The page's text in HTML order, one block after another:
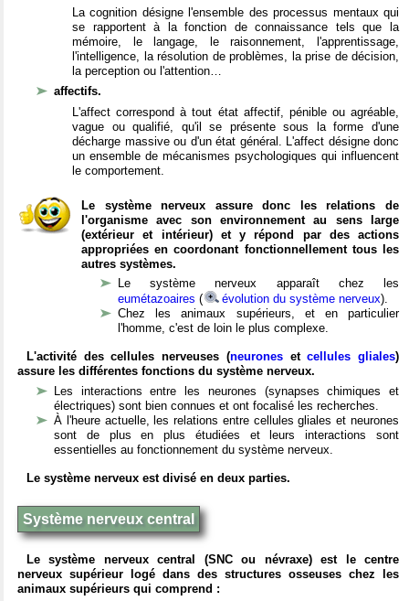
La cognition désigne l'ensemble des processus mentaux qui
se rapportent à la fonction de connaissance tels que la
mémoire, le langage, le raisonnement, l'apprentissage,
l'intelligence, la résolution de problèmes, la prise de décision,
la perception ou l'attention…
affectifs.
L'affect correspond à tout état affectif, pénible ou agréable,
vague ou qualifié, qu'il se présente sous la forme d'une
décharge massive ou d'un état général. L'affect désigne donc
un ensemble de mécanismes psychologiques qui influencent
le comportement.
Le système nerveux assure donc les relations de
l'organisme avec son environnement au sens large
(extérieur et intérieur) et y répond par des actions
appropriées en coordonant fonctionnellement tous les
autres systèmes.
Le système nerveux apparaît chez les
eumétazoaires ( évolution du système nerveux).
Chez les animaux supérieurs, et en particulier
l'homme, c'est de loin le plus complexe.
L'activité des cellules nerveuses (neuronesetcellules gliales)
assure les différentes fonctions du système nerveux.
Les interactions entre les neurones (synapses chimiques et
électriques) sont bien connues et ont focalisé les recherches.
À l'heure actuelle, les relations entre cellules gliales et neurones
sont de plus en plus étudiées et leurs interactions sont
essentielles au fonctionnement du système nerveux.
Le système nerveux est divisé en deux parties.
Système nerveux central
Le système nerveux central (SNC ou névraxe) est le centre
nerveux supérieur logé dans des structures osseuses chez les
animaux supérieurs qui comprend :